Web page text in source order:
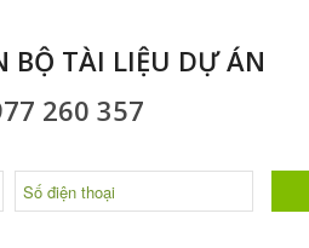
BỘ TÀI LIỆU DỰ ÁN
260 357